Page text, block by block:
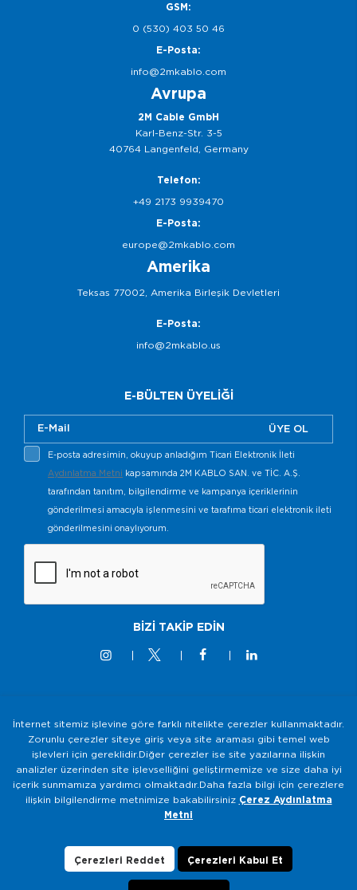
GSM:
0 (530) 403 50 46
E-Posta:
info@2mkablo.com
Avrupa
2M Cable GmbH
Karl-Benz-Str. 3-5
40764 Langenfeld, Germany
Telefon:
+49 2173 9939470
E-Posta:
europe@2mkablo.com
Amerika
Teksas 77002, Amerika Birleşik Devletleri
E-Posta:
info@2mkablo.us
E-BÜLTEN ÜYELİĞİ
ÜYE OL
E-posta adresimin, okuyup anladığım Ticari Elektronik İleti
Aydınlatma Metni kapsamında 2M KABLO SAN. ve TİC. A.Ş.
tarafından tanıtım, bilgilendirme ve kampanya içeriklerinin
gönderilmesi amacıyla işlenmesini ve tarafıma ticari elektronik ileti
gönderilmesini onaylıyorum.
BİZİ TAKİP EDİN
© 2M KABLO 2025 - Tüm Hakkı Saklıdır
Bilgi Toplumu Hizmetleri
Gizlilik ve Güvenlik Politikası
KVKK Aydınlatma Metni
Veri Sahibi Başvuru Formu
İnternet sitemiz işlevine göre farklı nitelikte çerezler kullanmaktadır.
Zorunlu çerezler siteye giriş veya site araması gibi temel web
işlevleri için gereklidir.Diğer çerezler ise site yazılarına ilişkin
analizler üzerinden site işlevselliğini geliştirmemize ve size daha iyi
içerik sunmamıza yardımcı olmaktadır.Daha fazla bilgi için çerezlere
ilişkin bilgilendirme metnimize bakabilirsiniz Çerez Aydınlatma
Metni
Çerezleri Reddet Çerezleri Kabul Et